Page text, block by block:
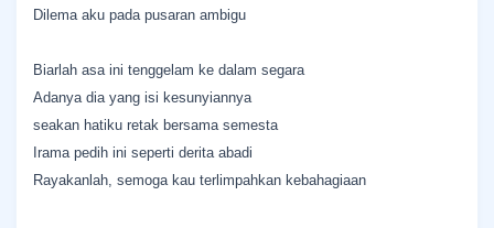
Dilema aku pada pusaran ambigu
Biarlah asa ini tenggelam ke dalam segara
Adanya dia yang isi kesunyiannya
seakan hatiku retak bersama semesta
Irama pedih ini seperti derita abadi
Rayakanlah, semoga kau terlimpahkan kebahagiaan